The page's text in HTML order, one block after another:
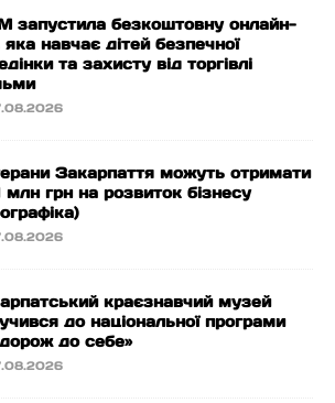
запустила безкоштовну онлайн-
яка навчає дітей безпечної
та захисту від торгівлі
Закарпаття можуть отримати
млн грн на розвиток бізнесу
краєзнавчий музей
до національної програми
до себе»